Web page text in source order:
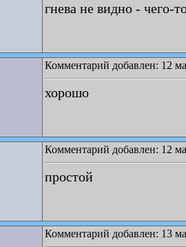
гнева не видно - чего-
Комментарий добавлен: 12
хорошо
Комментарий добавлен: 12
простой
Комментарий добавлен: 13